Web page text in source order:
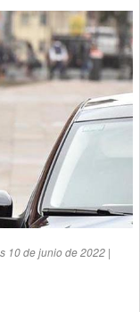
10 de junio de 2022 |